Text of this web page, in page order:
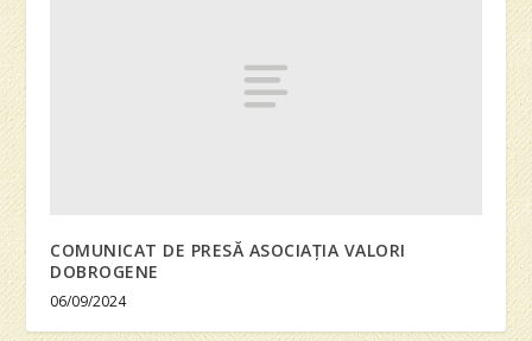
COMUNICAT DE PRESĂ ASOCIAȚIA VALORI
DOBROGENE
06/09/2024